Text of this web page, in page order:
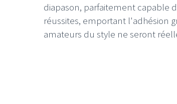
diapason, parfaitement capable
réussites, emportant l'adhésion
amateurs du style ne seront